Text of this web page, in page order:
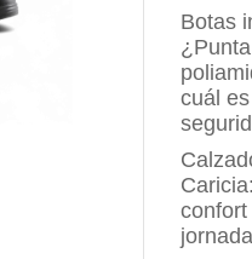
Botas
cuál